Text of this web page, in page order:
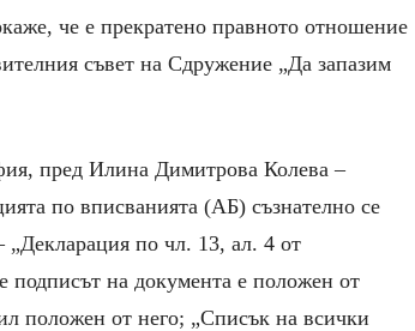
че е прекратено правното отношение
съвет на Сдружение „Да запазим
пред Илина Димитрова Колева –
по вписванията (АБ) съзнателно се
„Декларация по чл. 13, ал. 4 от
на документа е положен от
положен от него; „Списък на всички